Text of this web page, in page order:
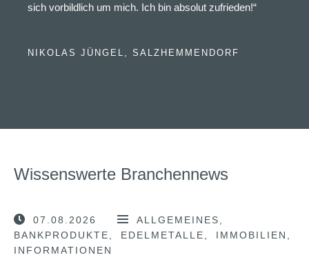
sich vorbildlich um mich. Ich bin absolut zufrieden!“
NIKOLAS JÜNGEL, SALZHEMMENDORF
Wissenswerte Branchennews
07.08.2026
ALLGEMEINES
BANKPRODUKTE
EDELMETALLE
IMMOBILIEN
INFORMATIONEN